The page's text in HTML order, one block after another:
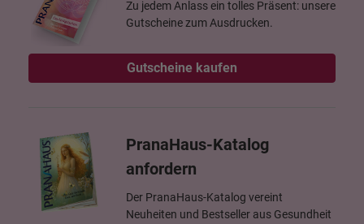
Zu jedem Anlass ein tolles Präsent: unsere
Gutscheine zum Ausdrucken.
Gutscheine kaufen
PranaHaus-Katalog
anfordern
Der PranaHaus-Katalog vereint
Neuheiten und Bestseller aus Gesundheit